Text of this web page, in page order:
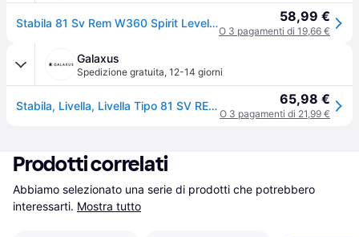
Stabila 81 Sv Rem W360 Spirit Level 25cm Giallo 58,99 €
O 3 pagamenti di 19,66 €
Galaxus
Spedizione gratuita, 12-14 giorni
Stabila, Livella, Livella Tipo 81 SV REM W360 Torpedo (25cm) 65,98 €
O 3 pagamenti di 21,99 €
Prodotti correlati
Abbiamo selezionato una serie di prodotti che potrebbero
interessarti. Mostra tutto